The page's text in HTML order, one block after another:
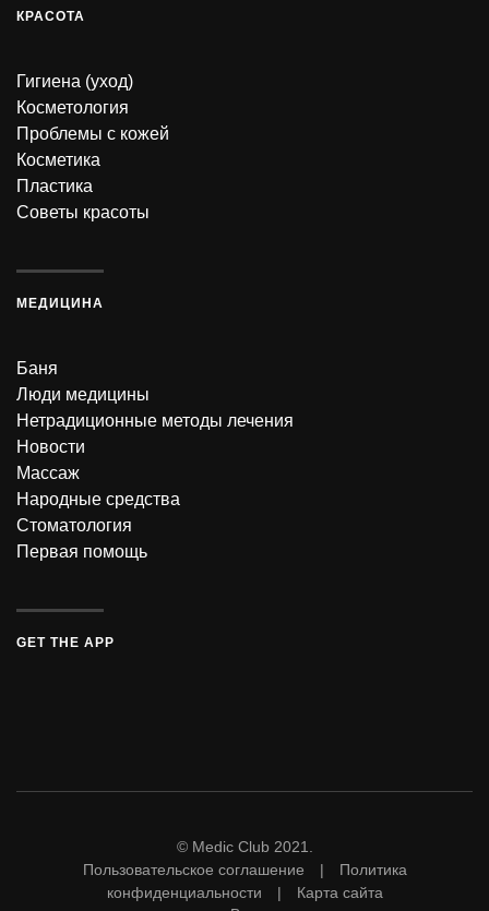
КРАСОТА
Гигиена (уход)
Косметология
Проблемы с кожей
Косметика
Пластика
Советы красоты
МЕДИЦИНА
Баня
Люди медицины
Нетрадиционные методы лечения
Новости
Массаж
Народные средства
Стоматология
Первая помощь
GET THE APP
© Medic Club 2021.
Пользовательское соглашение | Политика
конфиденциальности | Карта сайта